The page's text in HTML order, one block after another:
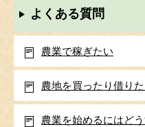
よくある質問
農業で稼ぎたい
農地を買ったり借り
農業を始めるにはど